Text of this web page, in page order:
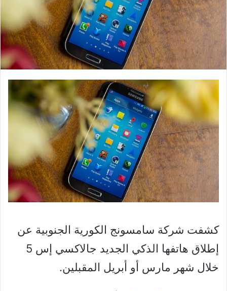
كشفت شركة سامسونج الكورية الجنوبية عن
إطلاق هاتفها الذكي الجديد جالاكسي إس 5
خلال شهر مارس أو أبريل المقبلين.